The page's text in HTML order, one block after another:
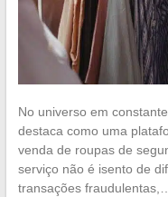
No universo em
destaca como uma
venda de roupas de
serviço não é isento de
transações fraudulentas,…